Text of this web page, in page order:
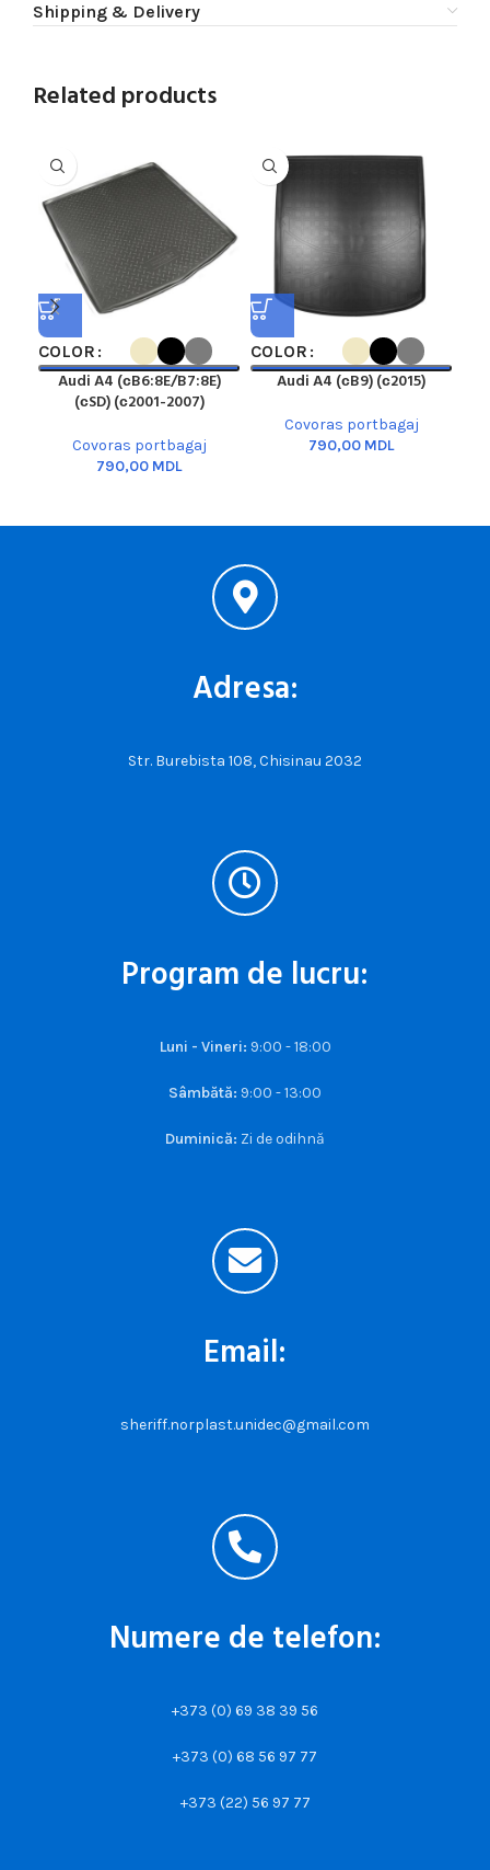
Shipping & Delivery
Related products
COLOR
Audi A4 (сB6:8E/B7:8E)
(сSD) (с2001-2007)
Covoras portbagaj
MDL
COLOR
Audi A4 (сB9) (с2015)
Covoras portbagaj
MDL
Adresa:
Str. Burebista 108, Chisinau 2032
Program de lucru:
Luni - Vineri: 9:00 - 18:00
Sâmbătă: 9:00 - 13:00
Duminică: Zi de odihnă
Email:
sheriff.norplast.unidec@gmail.com
Numere de telefon:
+373 (0) 69 38 39 56
+373 (0) 68 56 97 77
+373 (22) 56 97 77